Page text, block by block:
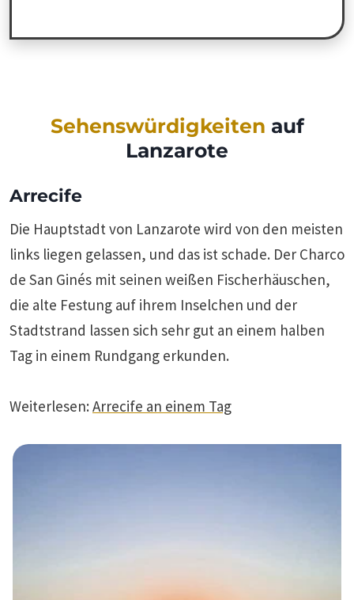
Sehenswürdigkeiten auf
Lanzarote
Arrecife
Die Hauptstadt von Lanzarote wird von den meisten
links liegen gelassen, und das ist schade. Der Charco
de San Ginés mit seinen weißen Fischerhäuschen,
die alte Festung auf ihrem Inselchen und der
Stadtstrand lassen sich sehr gut an einem halben
Tag in einem Rundgang erkunden.
Weiterlesen:Arrecife an einem Tag